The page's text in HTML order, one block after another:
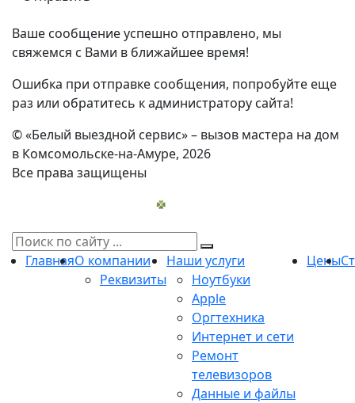
Ваше сообщение успешно отправлено, мы
свяжемся с Вами в ближайшее время!
Ошибка при отправке сообщения, попробуйте еще
раз или обратитесь к администратору сайта!
© «Белый выездной сервис» – вызов мастера на дом
в Комсомольске-на-Амуре, 2026
Все права защищены
ГлавнаяО компании
Реквизиты
Наши услуги
Ноутбуки
Apple
Оргтехника
Интернет и сети
Ремонт
телевизоров
Данные и файлы
Цены